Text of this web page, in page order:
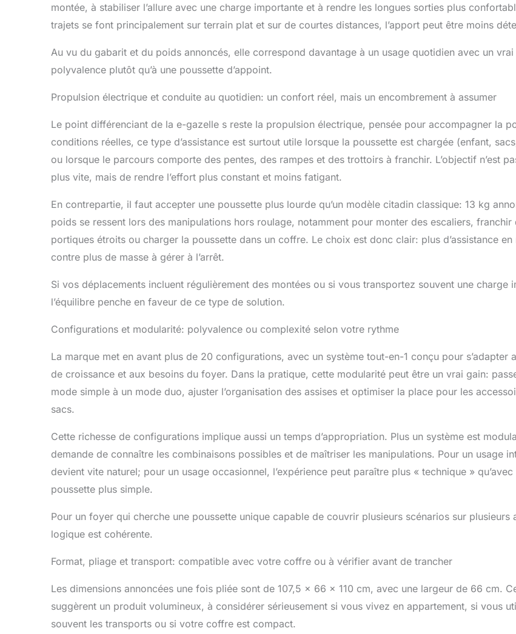
montée, à stabiliser l’allure avec une charge importante et à rendre les longues sorties plus
trajets se font principalement sur terrain plat et sur de courtes distances, l’apport peut être moins
Au vu du gabarit et du poids annoncés, elle correspond davantage à un usage quotidien avec un
polyvalence plutôt qu’à une poussette d’appoint.
Propulsion électrique et conduite au quotidien: un confort réel, mais un encombrement à assumer
Le point différenciant de la e-gazelle s reste la propulsion électrique, pensée pour accompagner la
conditions réelles, ce type d’assistance est surtout utile lorsque la poussette est chargée (enfant,
ou lorsque le parcours comporte des pentes, des rampes et des trottoirs à franchir. L’objectif n’est
plus vite, mais de rendre l’effort plus constant et moins fatigant.
En contrepartie, il faut accepter une poussette plus lourde qu’un modèle citadin classique: 13 kg
poids se ressent lors des manipulations hors roulage, notamment pour monter des escaliers, franchir
portiques étroits ou charger la poussette dans un coffre. Le choix est donc clair: plus d’assistance en
contre plus de masse à gérer à l’arrêt.
Si vos déplacements incluent régulièrement des montées ou si vous transportez souvent une charge
l’équilibre penche en faveur de ce type de solution.
Configurations et modularité: polyvalence ou complexité selon votre rythme
La marque met en avant plus de 20 configurations, avec un système tout-en-1 conçu pour s’adapter
de croissance et aux besoins du foyer. Dans la pratique, cette modularité peut être un vrai gain:
mode simple à un mode duo, ajuster l’organisation des assises et optimiser la place pour les
sacs.
Cette richesse de configurations implique aussi un temps d’appropriation. Plus un système est
demande de connaître les combinaisons possibles et de maîtriser les manipulations. Pour un usage
devient vite naturel; pour un usage occasionnel, l’expérience peut paraître plus « technique » qu’avec
poussette plus simple.
Pour un foyer qui cherche une poussette unique capable de couvrir plusieurs scénarios sur plusieurs
logique est cohérente.
Format, pliage et transport: compatible avec votre coffre ou à vérifier avant de trancher
Les dimensions annoncées une fois pliée sont de 107,5 x 66 x 110 cm, avec une largeur de 66 cm.
suggèrent un produit volumineux, à considérer sérieusement si vous vivez en appartement, si vous
souvent les transports ou si votre coffre est compact.